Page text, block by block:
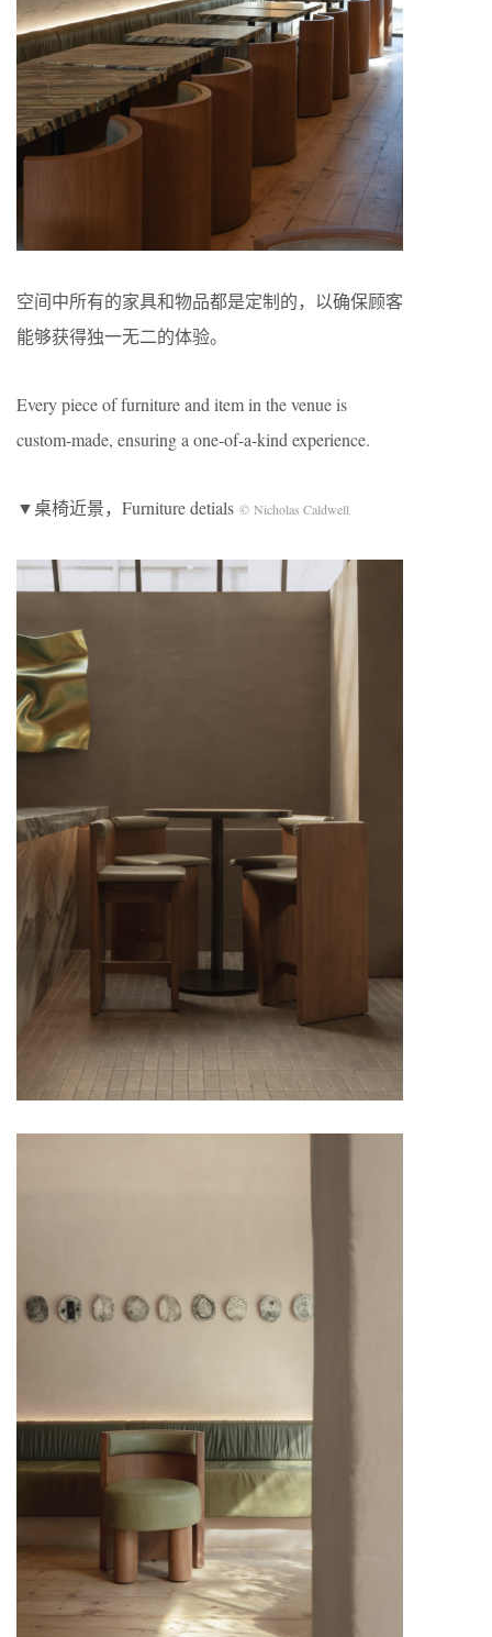
空间中所有的家具和物品都是定制的，以确保顾客
能够获得独一无二的体验。
Every piece of furniture and item in the venue is
custom-made, ensuring a one-of-a-kind experience.
▼桌椅近景，Furniture detials © Nicholas Caldwell